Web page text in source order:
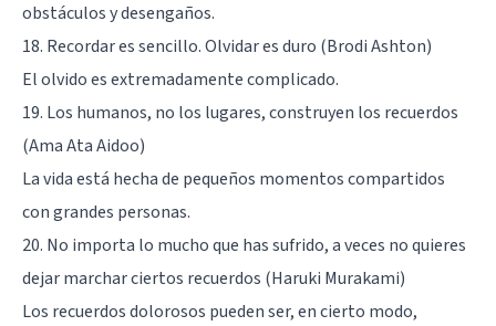
obstáculos y desengaños.
18. Recordar es sencillo. Olvidar es duro (Brodi Ashton)
El olvido es extremadamente complicado.
19. Los humanos, no los lugares, construyen los recuerdos
(Ama Ata Aidoo)
La vida está hecha de pequeños momentos compartidos
con grandes personas.
20. No importa lo mucho que has sufrido, a veces no quieres
dejar marchar ciertos recuerdos (Haruki Murakami)
Los recuerdos dolorosos pueden ser, en cierto modo,